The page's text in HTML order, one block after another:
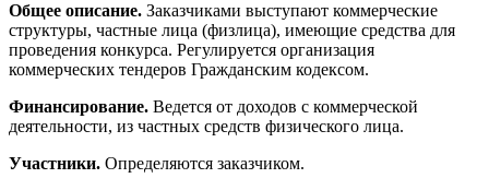
Общее описание. Заказчиками выступают коммерческие
структуры, частные лица (физлица), имеющие средства для
проведения конкурса. Регулируется организация
коммерческих тендеров Гражданским кодексом.
Финансирование. Ведется от доходов с коммерческой
деятельности, из частных средств физического лица.
Участники. Определяются заказчиком.